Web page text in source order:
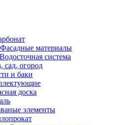
Фасадные материалы
Водосточная система
сад, огород
и баки
доска
элементы